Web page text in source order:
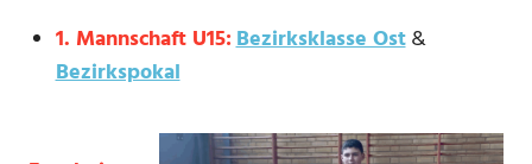
1. Mannschaft U15:Bezirksklasse Ost&
Bezirkspokal